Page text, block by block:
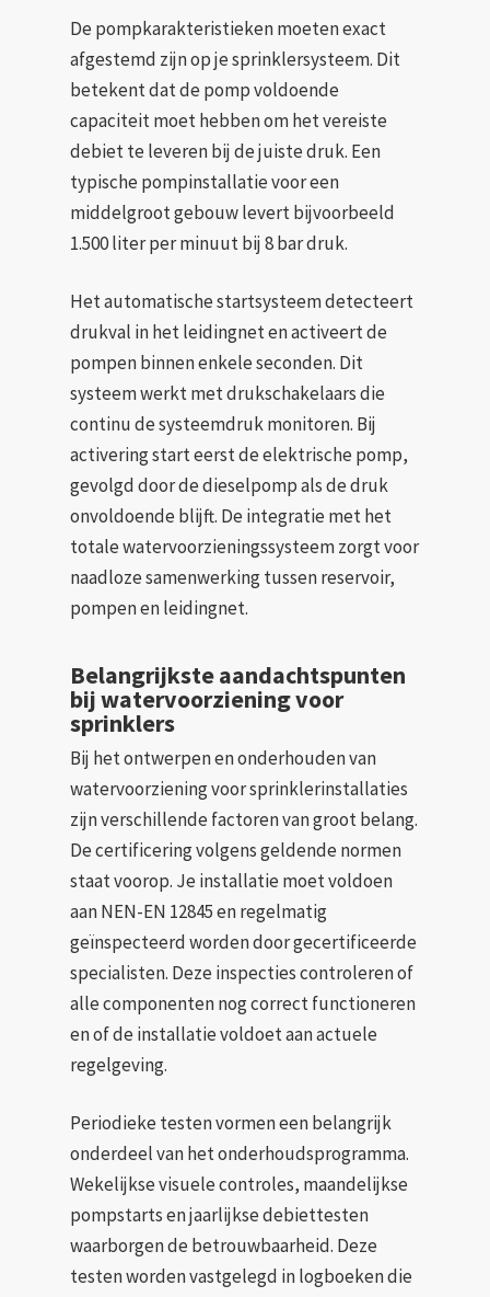
De pompkarakteristieken moeten exact
afgestemd zijn op je sprinklersysteem. Dit
betekent dat de pomp voldoende
capaciteit moet hebben om het vereiste
debiet te leveren bij de juiste druk. Een
typische pompinstallatie voor een
middelgroot gebouw levert bijvoorbeeld
1.500 liter per minuut bij 8 bar druk.
Het automatische startsysteem detecteert
drukval in het leidingnet en activeert de
pompen binnen enkele seconden. Dit
systeem werkt met drukschakelaars die
continu de systeemdruk monitoren. Bij
activering start eerst de elektrische pomp,
gevolgd door de dieselpomp als de druk
onvoldoende blijft. De integratie met het
totale watervoorzieningssysteem zorgt voor
naadloze samenwerking tussen reservoir,
pompen en leidingnet.
Belangrijkste aandachtspunten
bij watervoorziening voor
sprinklers
Bij het ontwerpen en onderhouden van
watervoorziening voor sprinklerinstallaties
zijn verschillende factoren van groot belang.
De certificering volgens geldende normen
staat voorop. Je installatie moet voldoen
aan NEN-EN 12845 en regelmatig
geïnspecteerd worden door gecertificeerde
specialisten. Deze inspecties controleren of
alle componenten nog correct functioneren
en of de installatie voldoet aan actuele
regelgeving.
Periodieke testen vormen een belangrijk
onderdeel van het onderhoudsprogramma.
Wekelijkse visuele controles, maandelijkse
pompstarts en jaarlijkse debiettesten
waarborgen de betrouwbaarheid. Deze
testen worden vastgelegd in logboeken die